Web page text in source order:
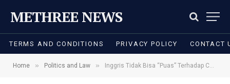
METHREE NEWS
TERMS AND CONDITIONS PRIVACY POLICY CONTACT
Home » Politics and Law » Inggris Tidak Bisa “Puas” Terhadap Campur Tangan Rusia Dalam Pemilihan Umum